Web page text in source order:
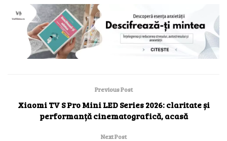
Previous Post
Xiaomi TV S Pro Mini LED Series 2026: claritate și
performanță cinematografică, acasă
Next Post